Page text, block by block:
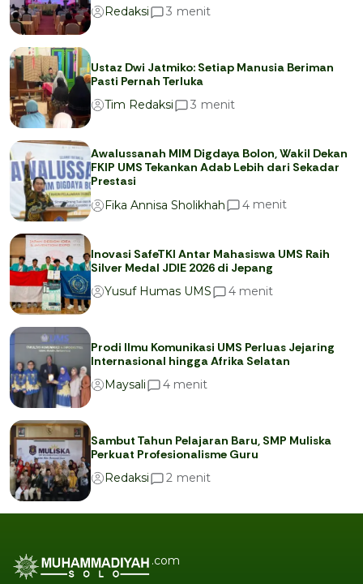
Redaksi
3 menit
Ustaz Dwi Jatmiko: Setiap Manusia Beriman
Pasti Pernah Terluka
Tim Redaksi
3 menit
Awalussanah MIM Digdaya Bolon, Wakil Dekan
FKIP UMS Tekankan Adab Lebih dari Sekadar
Prestasi
Fika Annisa Sholikhah
4 menit
Inovasi SafeTKI Antar Mahasiswa UMS Raih
Silver Medal JDIE 2026 di Jepang
Yusuf Humas UMS
4 menit
Prodi Ilmu Komunikasi UMS Perluas Jejaring
Internasional hingga Afrika Selatan
Maysali
4 menit
Sambut Tahun Pelajaran Baru, SMP Muliska
Perkuat Profesionalisme Guru
Redaksi
2 menit
.com